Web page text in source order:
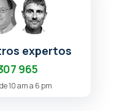
expertos
965
10 am a 6 pm